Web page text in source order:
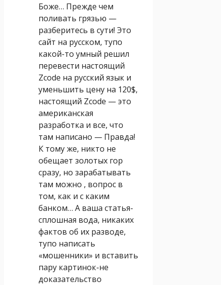
Боже… Прежде чем
поливать грязью —
разберитесь в сути! Это
сайт на русском, тупо
какой-то умный решил
перевести настоящий
Zcode на русский язык и
уменьшить цену на 120$,
настоящий Zcode — это
американская
разработка и все, что
там написано — Правда!
К тому же, никто не
обещает золотых гор
сразу, но зарабатывать
там можно , вопрос в
том, как и с каким
банком… А ваша статья-
сплошная вода, никаких
фактов об их разводе,
тупо написать
«мошенники» и вставить
пару картинок-не
доказательство